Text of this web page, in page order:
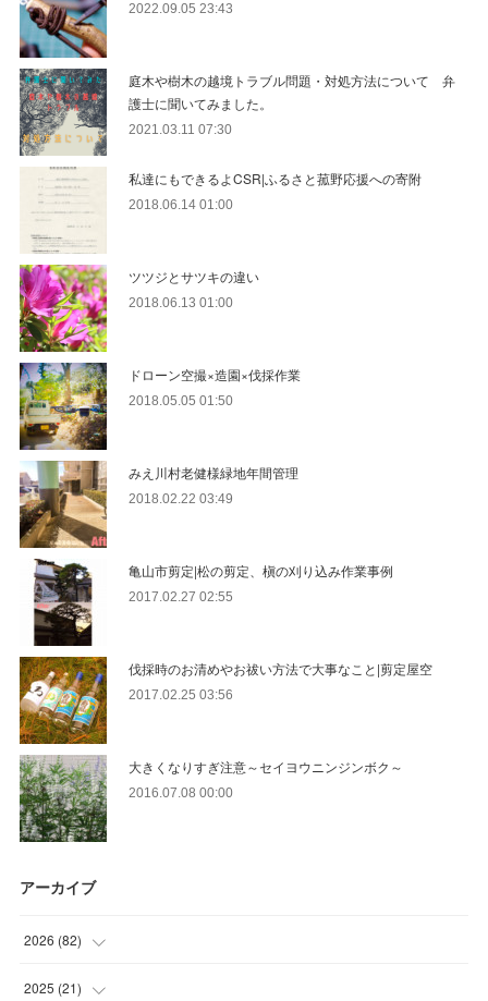
2022.09.05 23:43
庭木や樹木の越境トラブル問題・対処方法について 弁
護士に聞いてみました。
2021.03.11 07:30
私達にもできるよCSR|ふるさと菰野応援への寄附
2018.06.14 01:00
ツツジとサツキの違い
2018.06.13 01:00
ドローン空撮×造園×伐採作業
2018.05.05 01:50
みえ川村老健様緑地年間管理
2018.02.22 03:49
亀山市剪定|松の剪定、槇の刈り込み作業事例
2017.02.27 02:55
伐採時のお清めやお祓い方法で大事なこと|剪定屋空
2017.02.25 03:56
大きくなりすぎ注意～セイヨウニンジンボク～
2016.07.08 00:00
アーカイブ
2026 (82)
(13 )
2025 (21)